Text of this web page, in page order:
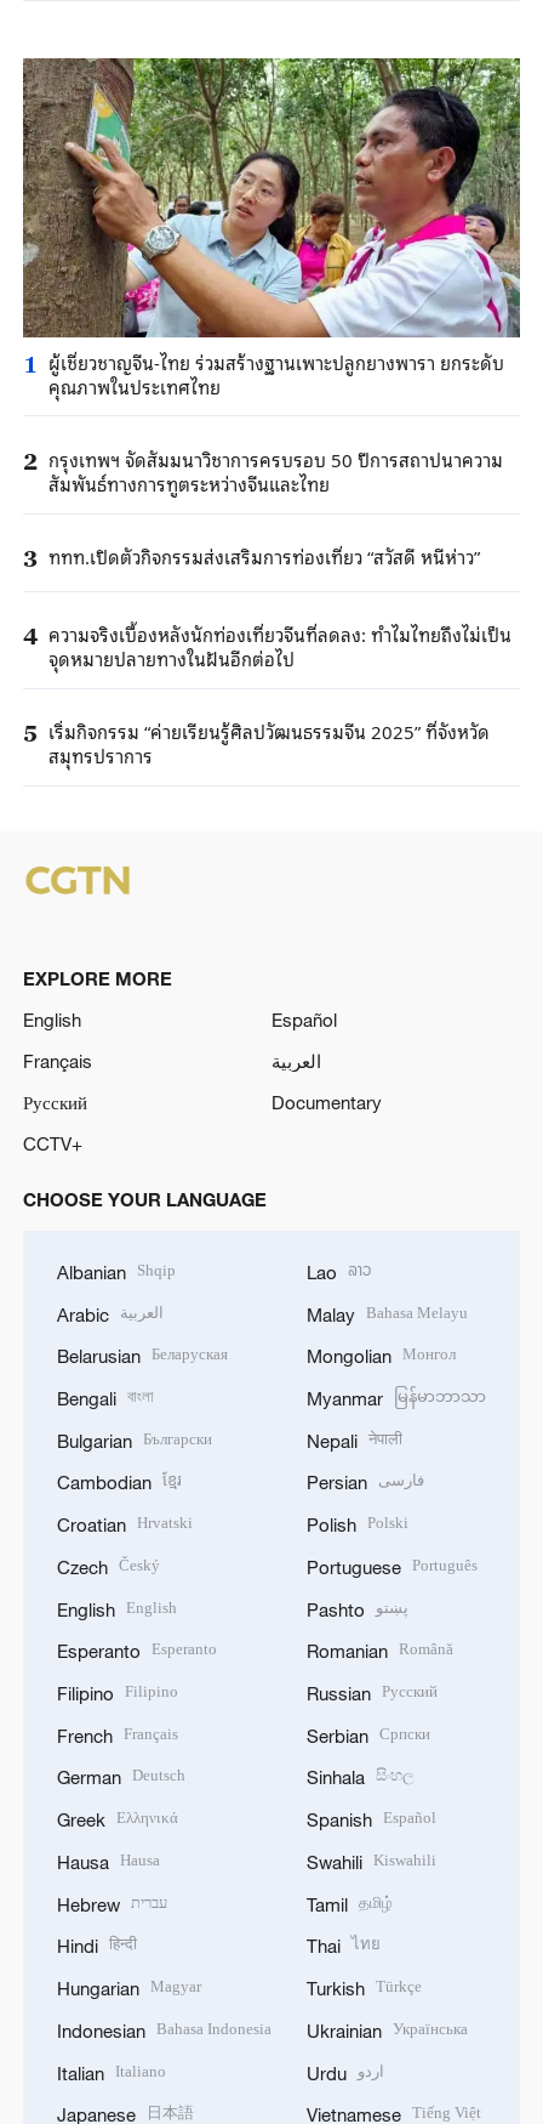
1 ผู้เชี่ยวชาญจีน-ไทย ร่วมสร้างฐานเพาะปลูกยางพารา ยกระดับ
คุณภาพในประเทศไทย
2 กรุงเทพฯ จัดสัมมนาวิชาการครบรอบ 50 ปีการสถาปนาความ
สัมพันธ์ทางการทูตระหว่างจีนและไทย
3 ททท.เปิดตัวกิจกรรมส่งเสริมการท่องเที่ยว “สวัสดี หนีห่าว”
4 ความจริงเบื้องหลังนักท่องเที่ยวจีนที่ลดลง: ทำไมไทยถึงไม่เป็น
จุดหมายปลายทางในฝันอีกต่อไป
5 เริ่มกิจกรรม “ค่ายเรียนรู้ศิลปวัฒนธรรมจีน 2025” ที่จังหวัด
สมุทรปราการ
EXPLORE MORE
English
Español
Français
العربية
Русский
Documentary
CCTV+
CHOOSE YOUR LANGUAGE
Albanian Shqip
Arabic العربية
Belarusian Беларуская
Bengali বাংলা
Bulgarian Български
Cambodian ខ្មែរ
Croatian Hrvatski
Czech Český
English English
Esperanto Esperanto
Filipino Filipino
French Français
German Deutsch
Greek Ελληνικά
Hausa Hausa
Hebrew עברית
Hindi हिन्दी
Hungarian Magyar
Indonesian Bahasa Indonesia
Italian Italiano
Japanese 日本語
Lao ລາວ
Malay Bahasa Melayu
Mongolian Монгол
Myanmar မြန်မာဘာသာ
Nepali नेपाली
Persian فارسی
Polish Polski
Portuguese Português
Pashto پښتو
Romanian Română
Russian Русский
Serbian Српски
Sinhala සිංහල
Spanish Español
Swahili Kiswahili
Tamil தமிழ்
Thai ไทย
Turkish Türkçe
Ukrainian Українська
Urdu اردو
Vietnamese Tiếng Việt